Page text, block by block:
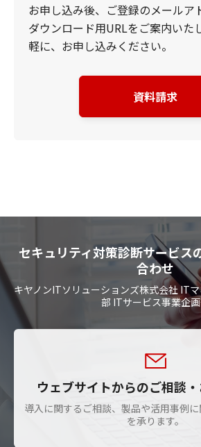
お申し込み後、ご登録のメールア
ダウンロード用URLをご案内いた
軽に、お申し込みください。
資料請求
セキュリティ対策診断サービス
合わせ
キヤノンITソリューションズ株式会社 IT
部 ITサービス事業企
ウェブサイトからのご相談
導入に関するご相談、製品や活用事例
を承ります。